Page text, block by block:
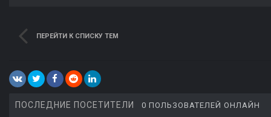
ПЕРЕЙТИ К СПИСКУ ТЕМ
ПОСЛЕДНИЕ ПОСЕТИТЕЛИ 0 ПОЛЬЗОВАТЕЛЕЙ ОНЛАЙН